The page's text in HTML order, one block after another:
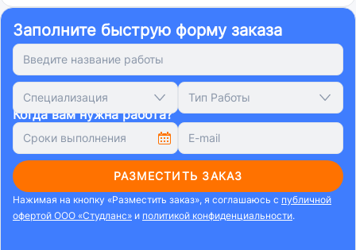
Заполните быструю форму заказа
Специализация Тип Работы
Когда вам нужна работа?
РАЗМЕСТИТЬ ЗАКАЗ
Нажимая на кнопку «Разместить заказ», я соглашаюсь с публичной
офертой ООО «Студланс» и политикой конфиденциальности.